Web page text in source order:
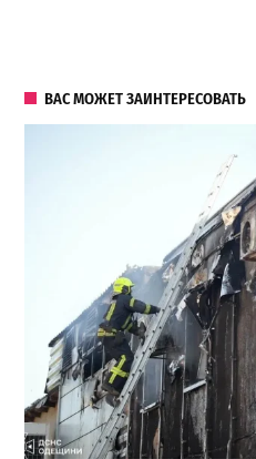
ВАС МОЖЕТ ЗАИНТЕРЕСОВАТЬ